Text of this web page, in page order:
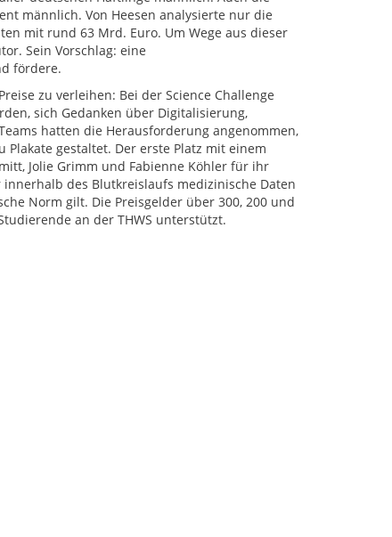
männlich. Von Heesen analysierte nur die
mit rund 63 Mrd. Euro. Um Wege aus dieser
Sein Vorschlag: eine
fördere.
zu verleihen: Bei der Science Challenge
sich Gedanken über Digitalisierung,
hatten die Herausforderung angenommen,
gestaltet. Der erste Platz mit einem
Jolie Grimm und Fabienne Köhler für ihr
innerhalb des Blutkreislaufs medizinische Daten
Norm gilt. Die Preisgelder über 300, 200 und
an der THWS unterstützt.